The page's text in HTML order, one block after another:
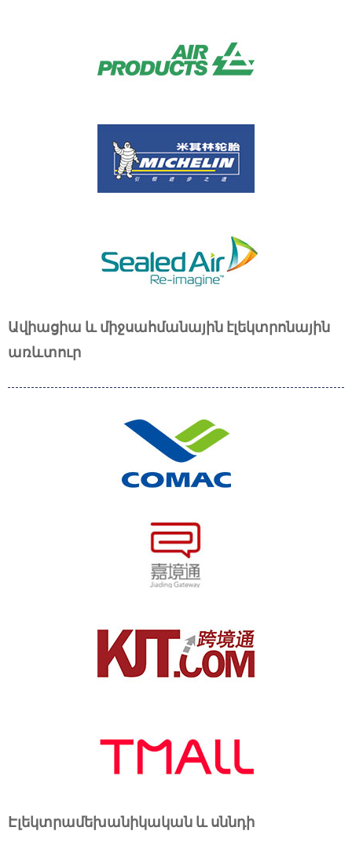
Ավիացիա և միջսահմանային էլեկտրոնային
առևտուր
Էլեկտրամեխանիկական և սննդի